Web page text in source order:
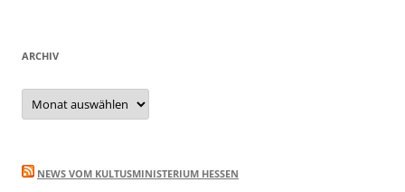
ARCHIV
Archiv
NEWS VOM KULTUSMINISTERIUM HESSEN